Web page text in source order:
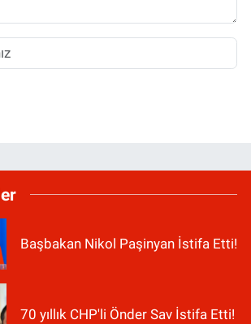
Başbakan Nikol Paşinyan İstifa Etti!
70 yıllık CHP'li Önder Sav İstifa Etti!